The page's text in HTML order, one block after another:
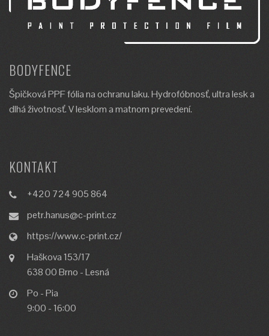
BODYFENCE
Špičková PPF fólia na ochranu laku. Hydrofóbnosť, ultra lesk a
dlhá životnosť. V lesklom a matnom prevedení.
KONTAKT
+420 724 905 864
petr.hanus@c-print.cz
https://www.c-print.cz/
Haškova 153/17
638 00 Brno - Lesná
Po - Pia
9:00 - 16:00